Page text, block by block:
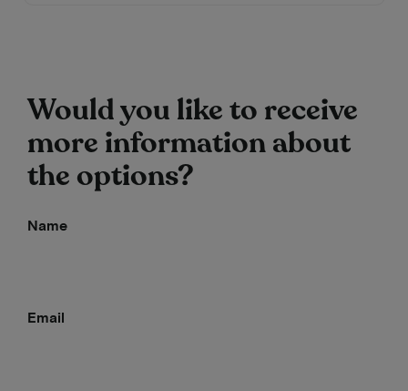
Would you like to receive
more information about
the options?
Name
Email